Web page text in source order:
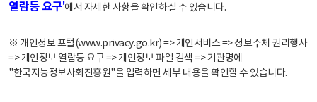
열람등 요구'에서 자세한 사항을 확인하실 수 있습니다.
※ 개인정보 포털(www.privacy.go.kr) => 개인서비스 => 정보주체 권리행사
=> 개인정보 열람등 요구 => 개인정보 파일 검색 => 기관명에
"한국지능정보사회진흥원"을 입력하면 세부 내용을 확인할 수 있습니다.